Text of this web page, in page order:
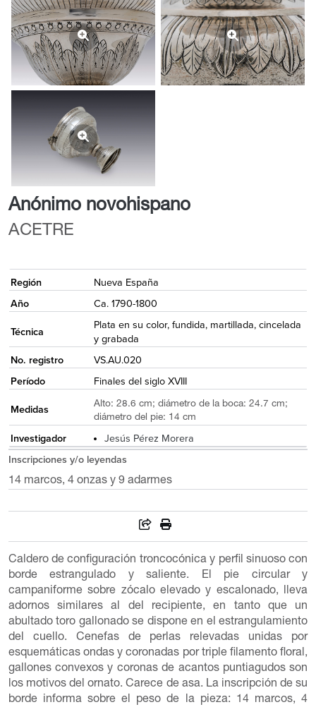
Anónimo novohispano
ACETRE
Región
Nueva España
Año
Ca. 1790-1800
Técnica
Plata en su color, fundida, martillada, cincelada
y grabada
No. registro
VS.AU.020
Período
Finales del siglo XVIII
Medidas
Alto: 28.6 cm; diámetro de la boca: 24.7 cm;
diámetro del pie: 14 cm
Investigador
Jesús Pérez Morera
Inscripciones y/o leyendas
14 marcos, 4 onzas y 9 adarmes
Caldero de configuración troncocónica y perfil sinuoso con
borde estrangulado y saliente. El pie circular y
campaniforme sobre zócalo elevado y escalonado, lleva
adornos similares al del recipiente, en tanto que un
abultado toro gallonado se dispone en el estrangulamiento
del cuello. Cenefas de perlas relevadas unidas por
esquemáticas ondas y coronadas por triple filamento floral,
gallones convexos y coronas de acantos puntiagudos son
los motivos del ornato. Carece de asa. La inscripción de su
borde informa sobre el peso de la pieza: 14 marcos, 4